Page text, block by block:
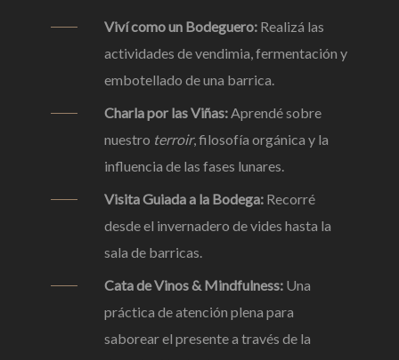
Viví como un Bodeguero:Realizá las
actividades de vendimia, fermentación y
embotellado de una barrica.
Charla por las Viñas:Aprendé sobre
nuestro terroir, filosofía orgánica y la
influencia de las fases lunares.
Visita Guiada a la Bodega:Recorré
desde el invernadero de vides hasta la
sala de barricas.
Cata de Vinos & Mindfulness:Una
práctica de atención plena para
saborear el presente a través de la